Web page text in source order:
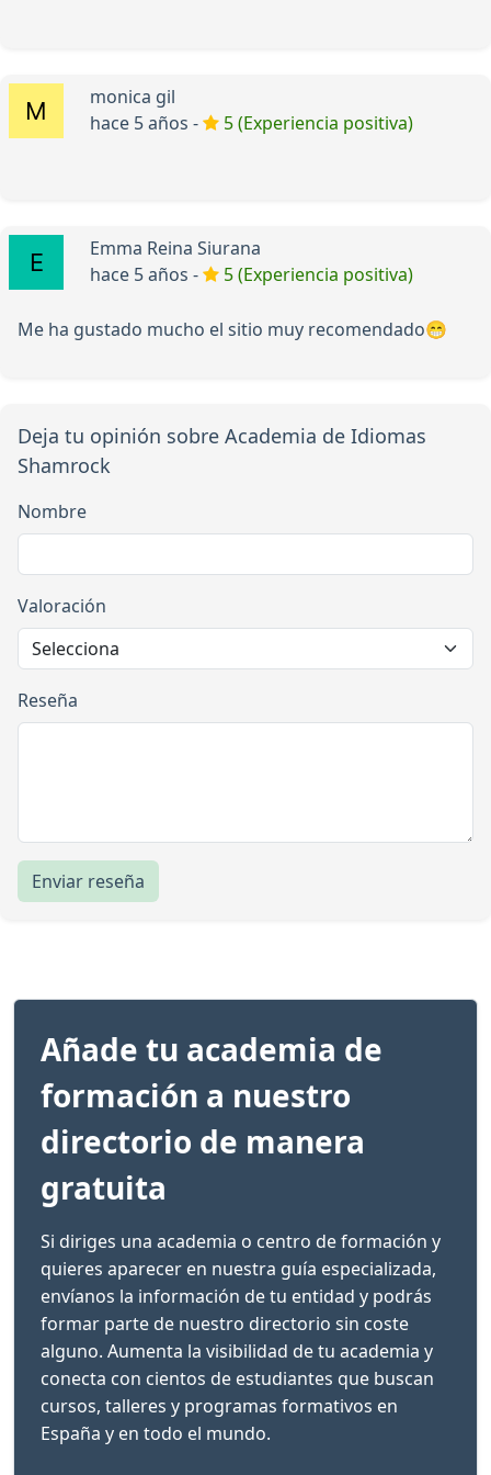
monica gil
hace 5 años -
5 (Experiencia positiva)
Emma Reina Siurana
hace 5 años -
5 (Experiencia positiva)
Me ha gustado mucho el sitio muy recomendado😁
Deja tu opinión sobre Academia de Idiomas
Shamrock
Nombre
Valoración
Reseña
Enviar reseña
Añade tu academia de
formación a nuestro
directorio de manera
gratuita
Si diriges una academia o centro de formación y
quieres aparecer en nuestra guía especializada,
envíanos la información de tu entidad y podrás
formar parte de nuestro directorio sin coste
alguno. Aumenta la visibilidad de tu academia y
conecta con cientos de estudiantes que buscan
cursos, talleres y programas formativos en
España y en todo el mundo.